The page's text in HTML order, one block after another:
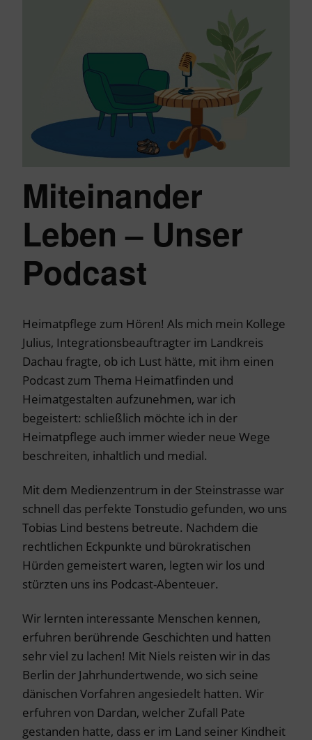
Miteinander
Leben – Unser
Podcast
Heimatpflege zum Hören! Als mich mein Kollege
Julius, Integrationsbeauftragter im Landkreis
Dachau fragte, ob ich Lust hätte, mit ihm einen
Podcast zum Thema Heimatfinden und
Heimatgestalten aufzunehmen, war ich
begeistert: schließlich möchte ich in der
Heimatpflege auch immer wieder neue Wege
beschreiten, inhaltlich und medial.
Mit dem Medienzentrum in der Steinstrasse war
schnell das perfekte Tonstudio gefunden, wo uns
Tobias Lind bestens betreute. Nachdem die
rechtlichen Eckpunkte und bürokratischen
Hürden gemeistert waren, legten wir los und
stürzten uns ins Podcast-Abenteuer.
Wir lernten interessante Menschen kennen,
erfuhren berührende Geschichten und hatten
sehr viel zu lachen! Mit Niels reisten wir in das
Berlin der Jahrhundertwende, wo sich seine
dänischen Vorfahren angesiedelt hatten. Wir
erfuhren von Dardan, welcher Zufall Pate
gestanden hatte, dass er im Land seiner Kindheit